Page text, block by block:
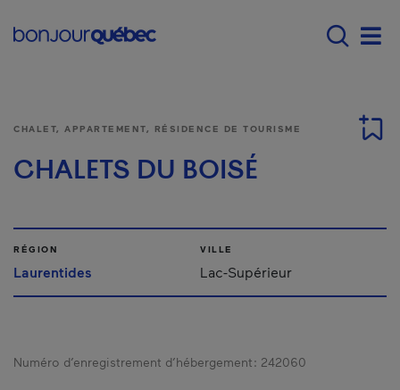
Main navigation -
CHALET, APPARTEMENT, RÉSIDENCE DE TOURISME
CHALETS DU BOISÉ
RÉGION
Laurentides
VILLE
Lac-Supérieur
Numéro d’enregistrement d’hébergement : 242060